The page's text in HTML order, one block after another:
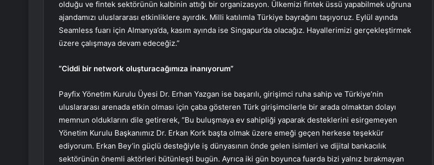
olduğu ve fintek sektörünün kalbinin attığı bir organizasyon. Ülkemizi fintek üssü yapabilmek uğruna
ajandamızı uluslararası etkinliklere ayırdık. Milli katılımla Türkiye bayrağını taşıyoruz. Eylül ayında
Seamless fuarı için Almanya’da, kasım ayında ise Singapur’da olacağız. Hayallerimizi gerçekleştirmek
üzere çalışmaya devam edeceğiz.”
”Ciddi bir network oluşturacağımıza inanıyorum”
Payfix Yönetim Kurulu Üyesi Dr. Erhan Yazgan ise başarılı, girişimci ruha sahip ve Türkiye’nin
uluslararası arenada etkin olması için çaba gösteren Türk girişimcilerle bir arada olmaktan dolayı
memnun olduklarını dile getirerek, “Bu buluşmaya ev sahipliği yaparak desteklerini esirgemeyen
Yönetim Kurulu Başkanımız Dr. Erkan Kork başta olmak üzere emeği geçen herkese teşekkür
ediyorum. Erkan Bey’in güçlü desteğiyle iş dünyasının önde gelen isimleri ve dijital bankacılık
sektörünün önemli aktörleri bütünleşti bugün. Ayrıca iki gün boyunca fuarda bizi yalnız bırakmayan